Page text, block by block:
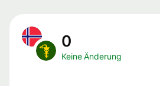
0
Keine Änderung